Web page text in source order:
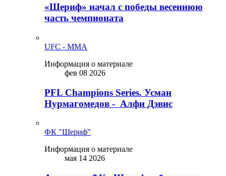
«Шериф» начал с победы весеннюю
часть чемпионата
UFC - MMA
Информация о материале
фев 08 2026
PFL Champions Series. Усман
Нурмагомедов - Алфи Дэвис
ФК "Шериф"
Информация о материале
мая 14 2026